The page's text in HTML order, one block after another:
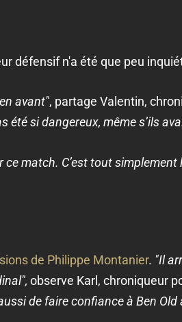
défensif n'a été que peu
avant", partage Valentin,
été si dangereux, même s’ils
match. C’est tout
de Philippe Montanier. "Il
observe Karl, chroniqueur
de faire confiance à Ben